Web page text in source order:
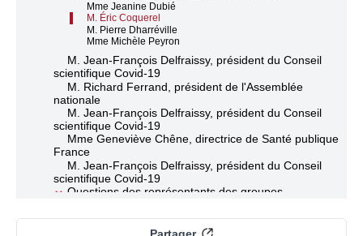
Mme Jeanine Dubié
M. Éric Coquerel
M. Pierre Dharréville
Mme Michèle Peyron
M. Jean-François Delfraissy, président du Conseil
scientifique Covid-19
M. Richard Ferrand, président de l'Assemblée
nationale
M. Jean-François Delfraissy, président du Conseil
scientifique Covid-19
Mme Geneviève Chêne, directrice de Santé publique
France
M. Jean-François Delfraissy, président du Conseil
scientifique Covid-19
Questions des représentants des groupes
M. Boris Vallaud
M. Jean-Christophe Lagarde